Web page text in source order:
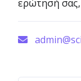
ερώτησή σας,